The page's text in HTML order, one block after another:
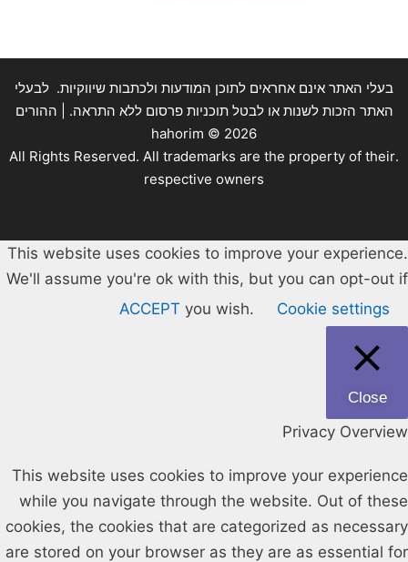
בעלי האתר אינם אחראים לתוכן המודעות ולכתבות שיווקיות. לבעלי
האתר הזכות לשנות או לבטל תוכניות פרסום ללא התראה. | ההורים
hahorim © 2026
.All Rights Reserved. All trademarks are the property of their
respective owners
This website uses cookies to improve your experience.
We'll assume you're ok with this, but you can opt-out if
you wish.
Cookie settings
ACCEPT
Close
Privacy Overview
This website uses cookies to improve your experience
while you navigate through the website. Out of these
cookies, the cookies that are categorized as necessary
are stored on your browser as they are as essential for